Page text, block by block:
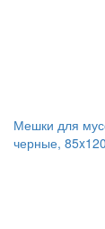
Мешки для
черные,